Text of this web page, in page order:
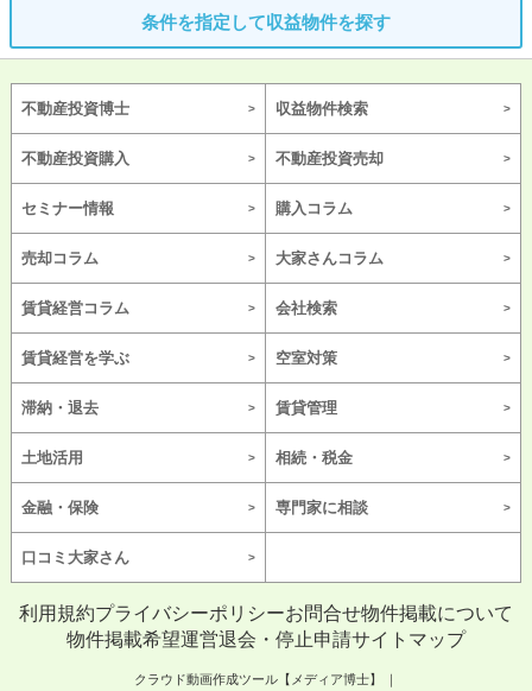
条件を指定して収益物件を探す
不動産投資博士 収益物件検索
不動産投資購入 不動産投資売却
セミナー情報 購入コラム
売却コラム 大家さんコラム
賃貸経営コラム 会社検索
賃貸経営を学ぶ 空室対策
滞納・退去 賃貸管理
土地活用 相続・税金
金融・保険 専門家に相談
口コミ大家さん
利用規約プライバシーポリシーお問合せ物件掲載について
物件掲載希望運営退会・停止申請サイトマップ
クラウド動画作成ツール【メディア博士】